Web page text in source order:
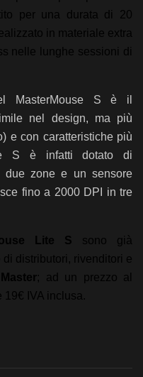
per una durata di 20
in materiale extra
nelle lunghe sessioni di
MasterMouse S è il
nel design, ma più
e con caratteristiche più
S è infatti dotato di
due zone e un sensore
fino a 2000 DPI in tre
Lite S sono già
distributori, rivenditori e
; ad un prezzo al
19€ IVA inclusa.